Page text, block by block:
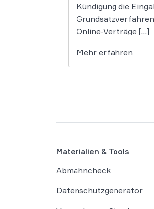
Kündigung die
Online-Verträge […]
Mehr erfahren
Materialien & Tools
Abmahncheck
Datenschutzgenerator